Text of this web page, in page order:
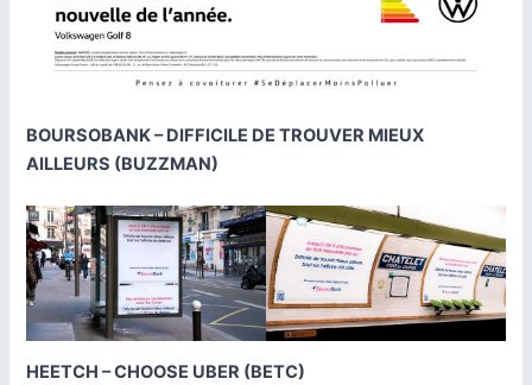
BOURSOBANK – DIFFICILE DE TROUVER MIEUX
AILLEURS (BUZZMAN)
HEETCH – CHOOSE UBER (BETC)